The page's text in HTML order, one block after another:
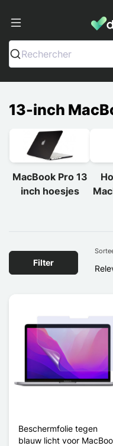
Rechercher
13-inch
MacBook Pro 13
inch hoesjes
Filter
Beschermfolie tegen
blauw licht voor